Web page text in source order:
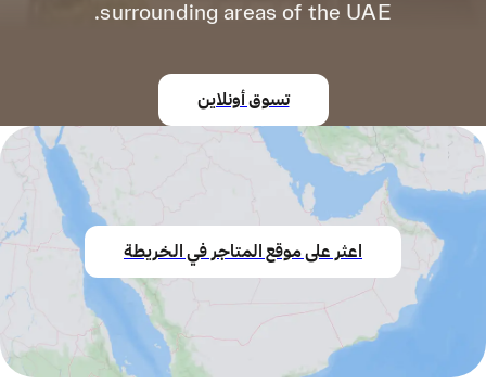
surrounding areas of the UAE.
تسوق أونلاين
اعثر على موقع المتاجر في الخريطة